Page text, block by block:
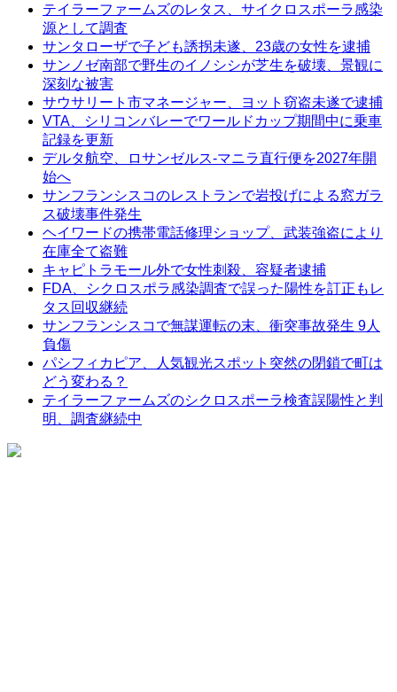
テイラーファームズのレタス、サイクロスポーラ感染
源として調査
サンタローザで子ども誘拐未遂、23歳の女性を逮捕
サンノゼ南部で野生のイノシシが芝生を破壊、景観に
深刻な被害
サウサリート市マネージャー、ヨット窃盗未遂で逮捕
VTA、シリコンバレーでワールドカップ期間中に乗車
記録を更新
デルタ航空、ロサンゼルス-マニラ直行便を2027年開
始へ
サンフランシスコのレストランで岩投げによる窓ガラ
ス破壊事件発生
ヘイワードの携帯電話修理ショップ、武装強盗により
在庫全て盗難
キャピトラモール外で女性刺殺、容疑者逮捕
FDA、シクロスポラ感染調査で誤った陽性を訂正もレ
タス回収継続
サンフランシスコで無謀運転の末、衝突事故発生 9人
負傷
パシフィカピア、人気観光スポット突然の閉鎖で町は
どう変わる？
テイラーファームズのシクロスポーラ検査誤陽性と判
明、調査継続中